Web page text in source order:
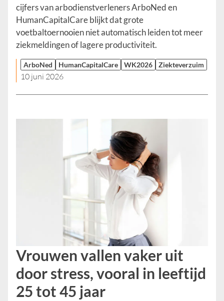
cijfers van arbodienstverleners ArboNed en
HumanCapitalCare blijkt dat grote
voetbaltoernooien niet automatisch leiden tot meer
ziekmeldingen of lagere productiviteit.
ArboNed HumanCapitalCare WK2026 Ziekteverzuim
10 juni 2026
Vrouwen vallen vaker uit
door stress, vooral in leeftijd
25 tot 45 jaar